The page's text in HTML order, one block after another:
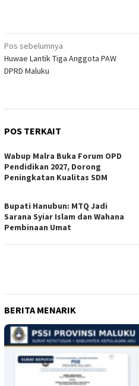
Navigasi
pos
Pos sebelumnya
Huwae Lantik Tiga Anggota PAW
DPRD Maluku
POS TERKAIT
Wabup Malra Buka Forum OPD
Pendidikan 2027, Dorong
Peningkatan Kualitas SDM
Bupati Hanubun: MTQ Jadi
Sarana Syiar Islam dan Wahana
Pembinaan Umat
BERITA MENARIK